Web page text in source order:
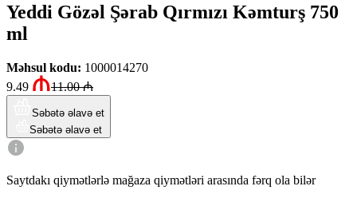
Yeddi Gözəl Şərab Qırmızı Kəmturş 750
ml
Məhsul kodu: 1000014270
9.49
11.00₼
Səbətə əlavə et
Səbətə əlavə et
Saytdakı qiymətlərlə mağaza qiymətləri arasında fərq ola bilər